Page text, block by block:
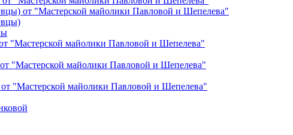
от "Мастерской майолики Павловой и Шепелева"
"Мастерской майолики Павловой и Шепелева"
"Мастерской майолики Павловой и Шепелева"
"Мастерской майолики Павловой и Шепелева"